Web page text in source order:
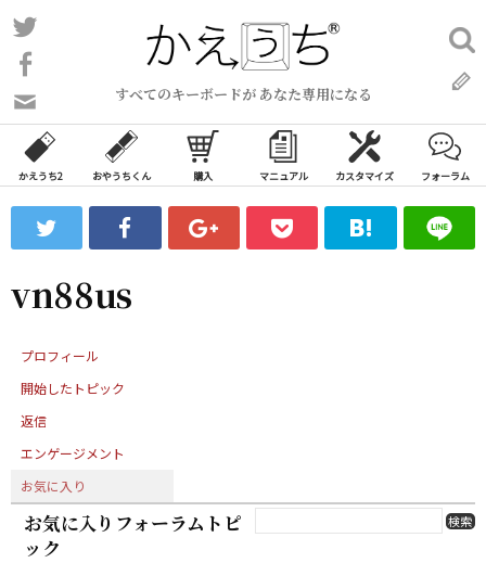
コ
ン
ン
ツ
ス
ッ
すべてのキーボードが あなた専用になる
い
合
わ
フ
ォ
ム
検
索:
かえうち2 おやうちくん 購入 マニュアル カスタマイズ フォーラム
vn88us
プロフィール
開始したトピック
返信
エンゲージメント
お気に入り
お気に入りフォーラムトピ
ック